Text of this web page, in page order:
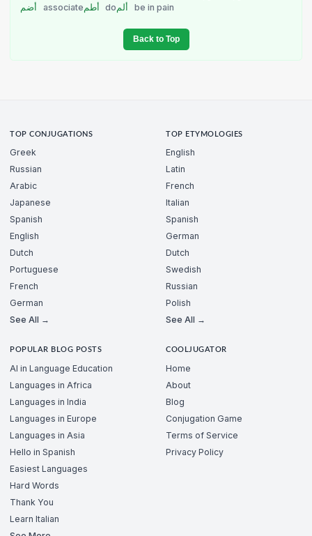
associate do be in pain
Back to Top
TOP CONJUGATIONS
Greek
Russian
Arabic
Japanese
Spanish
English
Dutch
Portuguese
French
German
See All →
TOP ETYMOLOGIES
English
Latin
French
Italian
Spanish
German
Dutch
Swedish
Russian
Polish
See All →
POPULAR BLOG POSTS
AI in Language Education
Languages in Africa
Languages in India
Languages in Europe
Languages in Asia
Hello in Spanish
Easiest Languages
Hard Words
Thank You
Learn Italian
COOLJUGATOR
Home
About
Blog
Conjugation Game
Terms of Service
Privacy Policy